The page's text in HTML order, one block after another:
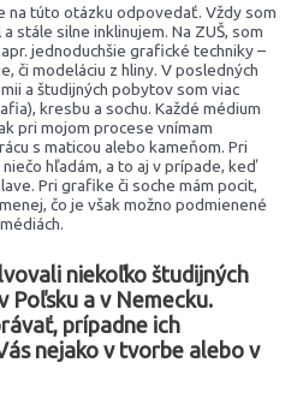
na túto otázku odpovedať. Vždy som
stále silne inklinujem. Na ZUŠ, som
jednoduchšie grafické techniky –
či modeláciu z hliny. V posledných
a študijných pobytov som viac
kresbu a sochu. Každé médium
pri mojom procese vnímam
s maticou alebo kameňom. Pri
hľadám, a to aj v prípade, keď
Pri grafike či soche mám pocit,
čo je však možno podmienené
niekoľko študijných
Poľsku a v Nemecku.
prípadne ich
nejako v tvorbe alebo v